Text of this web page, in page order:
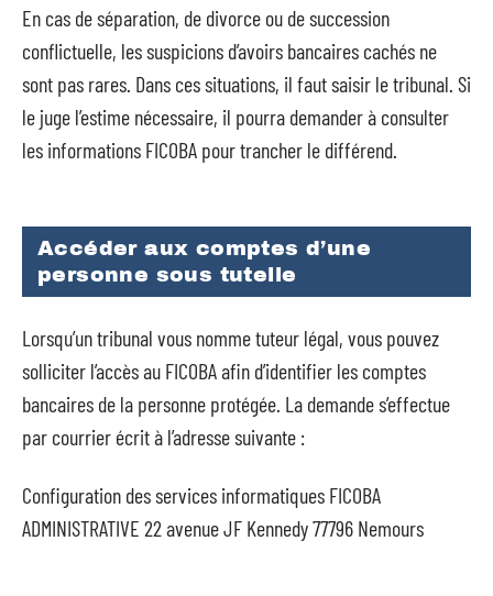
En cas de séparation, de divorce ou de succession
conflictuelle, les suspicions d’avoirs bancaires cachés ne
sont pas rares. Dans ces situations, il faut saisir le tribunal. Si
le juge l’estime nécessaire, il pourra demander à consulter
les informations FICOBA pour trancher le différend.
Accéder aux comptes d’une
personne sous tutelle
Lorsqu’un tribunal vous nomme tuteur légal, vous pouvez
solliciter l’accès au FICOBA afin d’identifier les comptes
bancaires de la personne protégée. La demande s’effectue
par courrier écrit à l’adresse suivante :
Configuration des services informatiques FICOBA
ADMINISTRATIVE 22 avenue JF Kennedy 77796 Nemours